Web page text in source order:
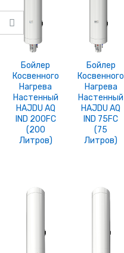
Бойлер
Косвенного
Нагрева
Настенный
HAJDU AQ
IND 200FC
(200
Литров)
Бойлер
Косвенного
Нагрева
Настенный
HAJDU AQ
IND 75FC
(75
Литров)